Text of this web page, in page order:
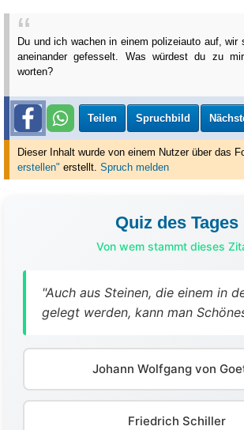
Du und ich wachen in einem polizeiauto auf, wir
aneinander gefesselt. Was würdest du zu
worten?
Teilen Spruchbild
Dieser Inhalt wurde von einem Nutzer über das
erstellen" erstellt. Spruch melden
Quiz des Tages
Von wem stammt dieses
"Auch aus Steinen, die einem in
gelegt werden, kann man
Johann Wolfgang von
Friedrich Schiller